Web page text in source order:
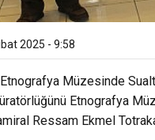
2025 - 9:58
Müzesinde
Etnografya
Ressam Ekmel